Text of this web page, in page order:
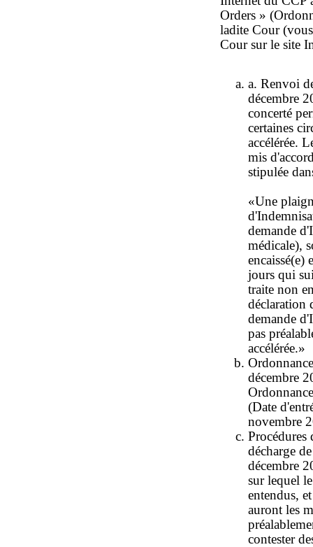
Orders »
ladite Cour
Cour sur le site
a. Renvoi
décembre
concerté
certaines
accélérée.
mis
stipulée
«Une
demande
médicale),
encaissé(e)
jours qui
traite non
déclaration
demande
pas
accélérée.»
décembre
(Date
novembre
décharge
décembre
sur lequel
entendus,
auront les
contester